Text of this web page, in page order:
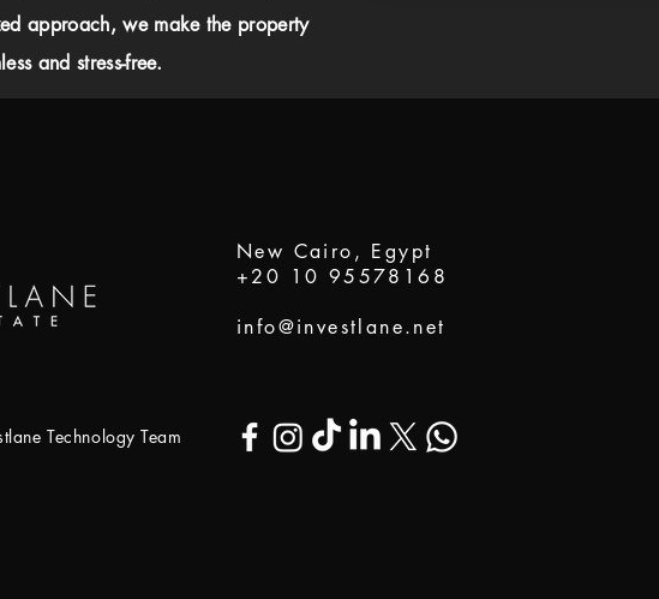
approach, we make the property
and stress-free.
New Cairo, Egypt
+20 10 95578168
info@investlane.net
Technology Team